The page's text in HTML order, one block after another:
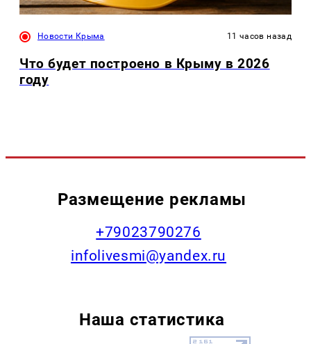
Новости Крыма 11 часов назад
Что будет построено в Крыму в 2026
году
Размещение рекламы
+79023790276
infolivesmi@yandex.ru
Наша статистика